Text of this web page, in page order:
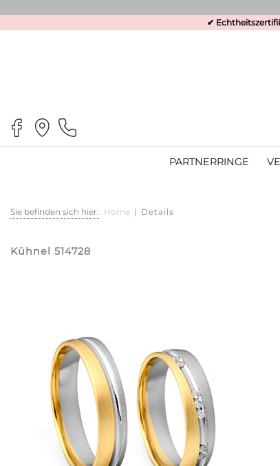
✔
PARTNERRINGE
Sie befinden sich hier: Home | Details
Kühnel 514728